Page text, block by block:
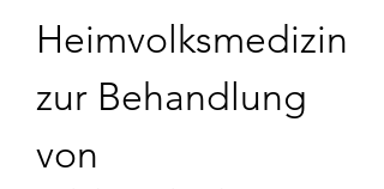
Heimvolksmedizin
zur Behandlung
von